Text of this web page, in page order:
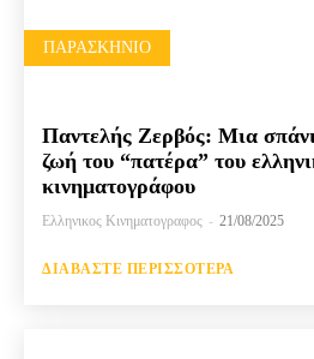
ΠΑΡΑΣΚΉΝΙΟ
Παντελής Ζερβός: Μια
ζωή του “πατέρα” του
κινηματογράφου
Ελληνικος Κινηματογραφος - 21/08/2025
ΔΙΑΒΆΣΤΕ ΠΕΡΙΣΣΌΤΕΡΑ